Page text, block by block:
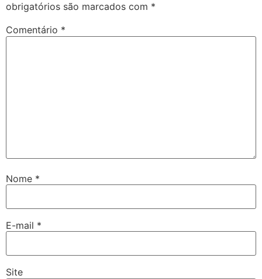
obrigatórios são marcados com *
Comentário *
Nome *
E-mail *
Site